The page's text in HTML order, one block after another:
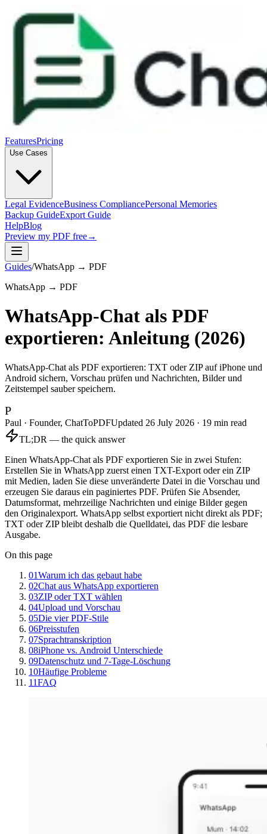
FeaturesPricing
Use Cases
Legal EvidenceBusiness CompliancePersonal Memories
Backup GuideExport Guide
HelpBlog
Preview my PDF free→
Guides/WhatsApp → PDF
WhatsApp → PDF
WhatsApp-Chat als PDF
exportieren: Anleitung (2026)
WhatsApp-Chat als PDF exportieren: TXT oder ZIP auf iPhone und
Android sichern, Vorschau prüfen und Nachrichten, Bilder und
Zeitstempel sauber speichern.
P
Paul · Founder, ChatToPDFUpdated 26 July 2026 · 19 min read
TL;DR — the quick answer
Einen WhatsApp-Chat als PDF exportieren Sie in zwei Stufen:
Erstellen Sie in WhatsApp zuerst einen TXT-Export oder ein ZIP
mit Medien, laden Sie diese unveränderte Datei in die Vorschau und
erzeugen Sie daraus ein paginiertes PDF. Prüfen Sie Absender,
Datumsformat, mehrzeilige Nachrichten und einige Bilder gegen
den Originalexport. WhatsApp selbst exportiert nicht direkt als PDF;
TXT oder ZIP bleibt deshalb die Quelldatei, das PDF die lesbare
Ausgabe.
On this page
01Warum ich das gebaut habe
02Chat aus WhatsApp exportieren
03ZIP oder TXT wählen
04Upload und Vorschau
05Die vier PDF-Stile
06Preisstufen
07Sprachtranskription
08iPhone vs. Android Unterschiede
09Datenschutz und 7-Tage-Löschung
10Häufige Probleme
11FAQ